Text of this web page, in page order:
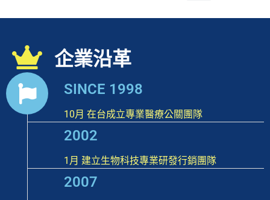
企業沿革
SINCE 1998
10月 在台成立專業醫療公關團隊
2002
1月 建立生物科技專業研發行銷團隊
2007